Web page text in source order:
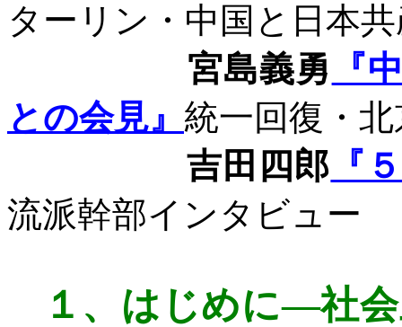
ターリン・中国と日本
宮島義勇
『
との会見』 統一回復・
吉田四郎 『
流派幹部インタビュー
１、 はじめに―社会